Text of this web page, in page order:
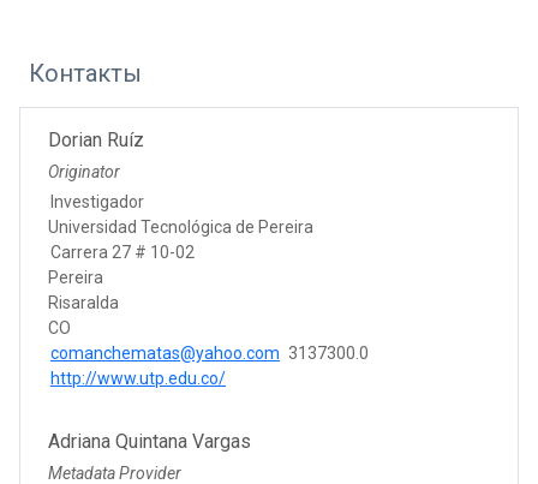
Контакты
Dorian Ruíz
Originator
Investigador
Universidad Tecnológica de Pereira
Carrera 27 # 10-02
Pereira
Risaralda
CO
comanchematas@yahoo.com 3137300.0
http://www.utp.edu.co/
Adriana Quintana Vargas
Metadata Provider